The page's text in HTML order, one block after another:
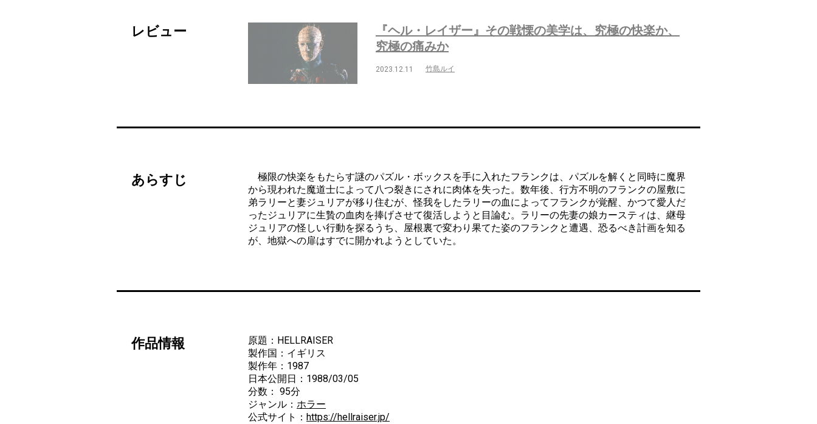
レビュー
『ヘル・レイザー』その戦慄の美学は、究極の快楽か、
究極の痛みか
2023.12.11 竹島ルイ
あらすじ
極限の快楽をもたらす謎のパズル・ボックスを手に入れたフランクは、パズルを解くと同時に魔界
から現われた魔道士によって八つ裂きにされに肉体を失った。数年後、行方不明のフランクの屋敷に
弟ラリーと妻ジュリアが移り住むが、怪我をしたラリーの血によってフランクが覚醒、かつて愛人だ
ったジュリアに生贄の血肉を捧げさせて復活しようと目論む。ラリーの先妻の娘カースティは、継母
ジュリアの怪しい行動を探るうち、屋根裏で変わり果てた姿のフランクと遭遇、恐るべき計画を知る
が、地獄への扉はすでに開かれようとしていた。
作品情報
原題：HELLRAISER
製作国：イギリス
製作年：1987
日本公開日：1988/03/05
分数： 95分
ジャンル： ホラー
公式サイト： https://hellraiser.jp/